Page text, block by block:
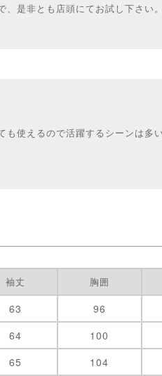
是非とも店頭にてお試し下さい。
使えるので活躍するシーンは多い
袖丈 胸囲
63 96
64 100
65 104